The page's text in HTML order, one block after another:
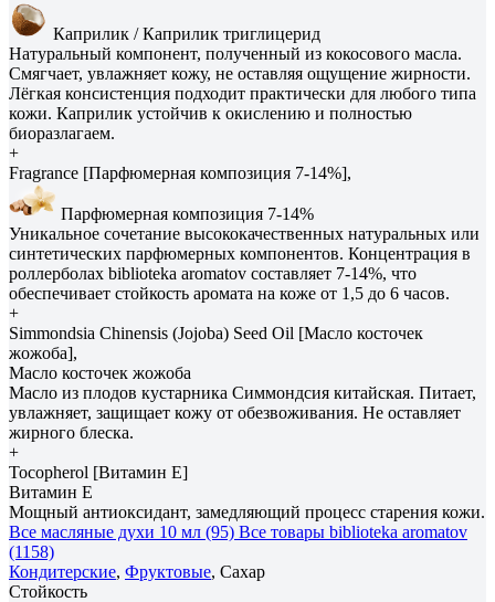
Каприлик / Каприлик триглицерид
Натуральный компонент, полученный из кокосового масла.
Смягчает, увлажняет кожу, не оставляя ощущение жирности.
Лёгкая консистенция подходит практически для любого типа
кожи. Каприлик устойчив к окислению и полностью
биоразлагаем.
+
Fragrance [Парфюмерная композиция 7-14%],
Парфюмерная композиция 7-14%
Уникальное сочетание высококачественных натуральных или
синтетических парфюмерных компонентов. Концентрация в
роллерболах biblioteka aromatov составляет 7-14%, что
обеспечивает стойкость аромата на коже от 1,5 до 6 часов.
+
Simmondsia Сhinensis (Jojoba) Seed Oil [Масло косточек
жожоба],
Масло косточек жожоба
Масло из плодов кустарника Симмондсия китайская. Питает,
увлажняет, защищает кожу от обезвоживания. Не оставляет
жирного блеска.
+
Tocopherol [Витамин E]
Витамин E
Мощный антиоксидант, замедляющий процесс старения кожи.
Все масляные духи 10 мл (95) Все товары biblioteka aromatov
(1158)
Кондитерские, Фруктовые, Сахар
Стойкость